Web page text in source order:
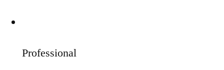
Professional